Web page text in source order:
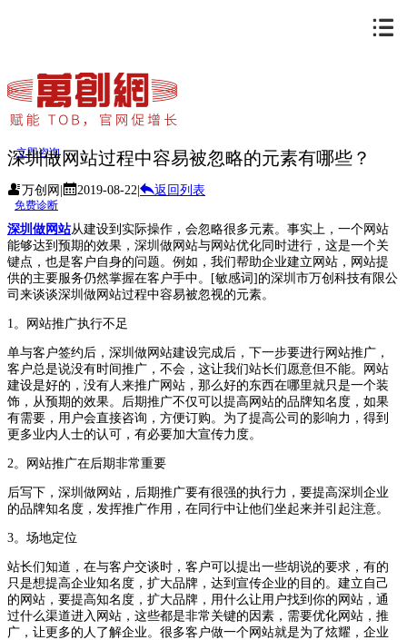
立即咨询
免费诊断
深圳做网站过程中容易被忽略的元素有哪些？
万创网 2019-08-22 返回列表
深圳做网站从建设到实际操作，会忽略很多元素。事实上，一个网站
能够达到预期的效果，深圳做网站与网站优化同时进行，这是一个关
键点，也是客户自身的问题。例如，我们帮助企业建立网站，网站提
供的主要服务仍然掌握在客户手中。[敏感词]的深圳市万创科技有限公
司来谈谈深圳做网站过程中容易被忽视的元素。
1。网站推广执行不足
单与客户签约后，深圳做网站建设完成后，下一步要进行网站推广，
客户总是说没有时间推广，不会，这让我们站长们愿意但不能。网站
建设是好的，没有人来推广网站，那么好的东西在哪里就只是一个装
饰，从预期的效果。后期推广不仅可以提高网站的品牌知名度，如果
有需要，用户会直接咨询，方便订购。为了提高公司的影响力，得到
更多业内人士的认可，有必要加大宣传力度。
2。网站推广在后期非常重要
后写下，深圳做网站，后期推广要有很强的执行力，要提高深圳企业
的品牌知名度，发挥推广作用，在同行中让他们坐起来并引起注意。
3。场地定位
站长们知道，在与客户交谈时，客户可以提出一些胡说的要求，有的
只是想提高企业知名度，扩大品牌，达到宣传企业的目的。建立自己
的网站，要提高知名度，扩大品牌，用什么让用户找到你的网站，通
过什么渠道进入网站，这些都是非常关键的因素，需要优化网站，推
广，让更多的人了解企业。很多客户做一个网站就是为了炫耀，企业